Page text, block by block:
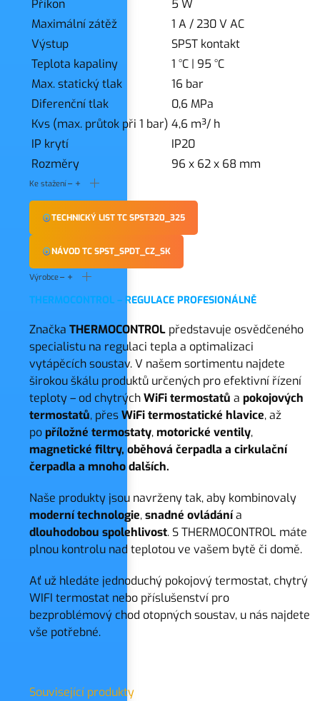
Příkon
5 W
Maximální zátěž
1 A / 230 V AC
Výstup
SPST kontakt
Teplota kapaliny
1 °C | 95 °C
Max. statický tlak
16 bar
Diferenční tlak
0,6 MPa
Kvs (max. průtok při 1 bar) 4,6 m³/ h
IP krytí
IP20
Rozměry
96 x 62 x 68 mm
Ke stažení
TECHNICKÝ LIST TC SPST320_325
NÁVOD TC SPST_SPDT_CZ_SK
Výrobce
THERMOCONTROL – REGULACE PROFESIONÁLNĚ
ZnačkaTHERMOCONTROL představuje osvědčeného
specialistu na regulaci tepla a optimalizaci
vytápěcích soustav. V našem sortimentu najdete
širokou škálu produktů určených pro efektivní řízení
teploty – od chytrýchWiFi termostatů a pokojových
termostatů, přesWiFi termostatické hlavice, až
po příložné termostaty, motorické ventily,
magnetické filtry, oběhová čerpadla a cirkulační
čerpadla a mnoho dalších.
Naše produkty jsou navrženy tak, aby kombinovaly
modernítechnologie,snadné ovládánía
dlouhodobou spolehlivost. S THERMOCONTROL máte
plnou kontrolu nad teplotou ve vašem bytě či domě.
Ať už hledáte jednoduchý pokojový termostat, chytrý
WIFI termostat nebo příslušenství pro
bezproblémový chod otopných soustav, u nás najdete
vše potřebné.
Související produkty